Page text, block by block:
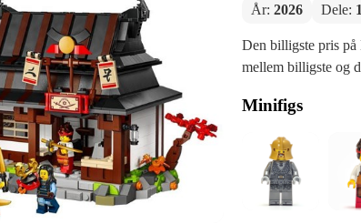
År: 2026 Dele:
Den billigste pris
mellem billigste og
Minifigs